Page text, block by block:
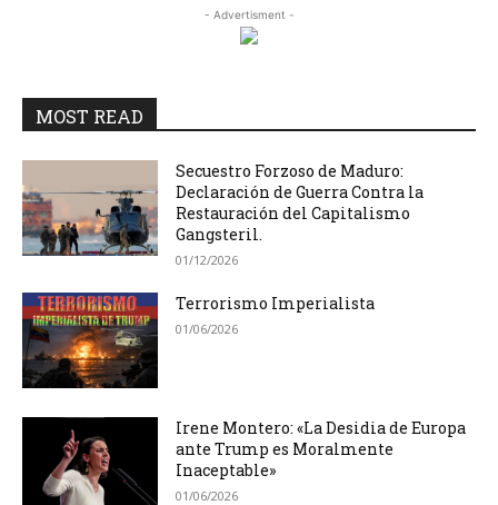
- Advertisment -
MOST READ
Secuestro Forzoso de Maduro:
Declaración de Guerra Contra la
Restauración del Capitalismo
Gangsteril.
01/12/2026
Terrorismo Imperialista
01/06/2026
Irene Montero: «La Desidia de Europa
ante Trump es Moralmente
Inaceptable»
01/06/2026